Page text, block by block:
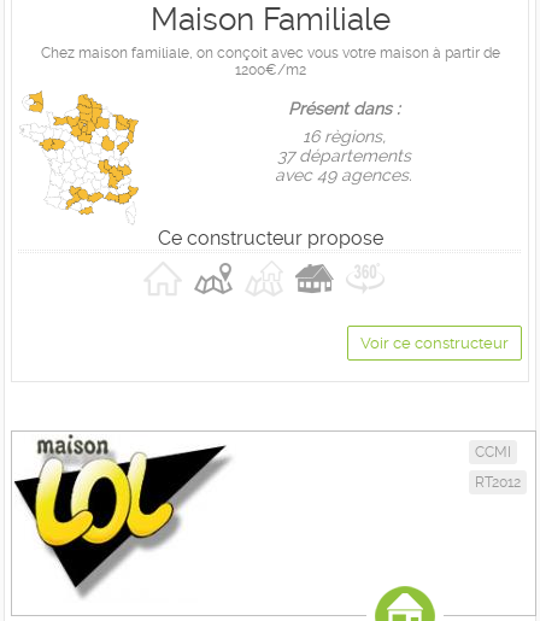
Maison Familiale
Chez maison familiale, on conçoit avec vous votre maison à partir de
1200€/m2
Présent dans :
16 règions,
37 départements
avec 49 agences.
Ce constructeur propose
Voir ce constructeur
CCMI
RT2012